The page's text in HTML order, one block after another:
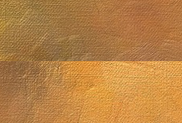
de 2025Sol. 2 de agosto de 2025